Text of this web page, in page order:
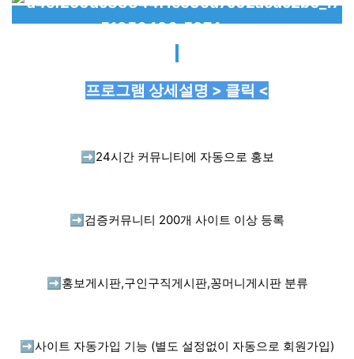
프로그램 상세설명 > 클릭 <
➡️ 24시간 커뮤니티에 자동으로 홍보
➡️ 검증커뮤니티 200개 사이트 이상 등록
➡️ 홍보게시판,구인구직게시판,꽁머니게시판 분류
➡️ 사이트 자동가입 기능 (별도 설정없이 자동으로 회원가입)